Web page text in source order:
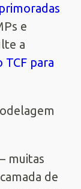
e
a
para
muitas
de